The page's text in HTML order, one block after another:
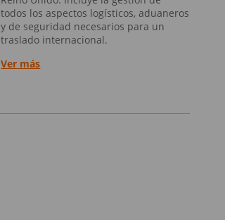
todos los aspectos logísticos, aduaneros
y de seguridad necesarios para un
traslado internacional.
Ver más